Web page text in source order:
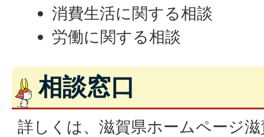
消費生活に関する相談
労働に関する相談
相談窓口
詳しくは、滋賀県ホームページ